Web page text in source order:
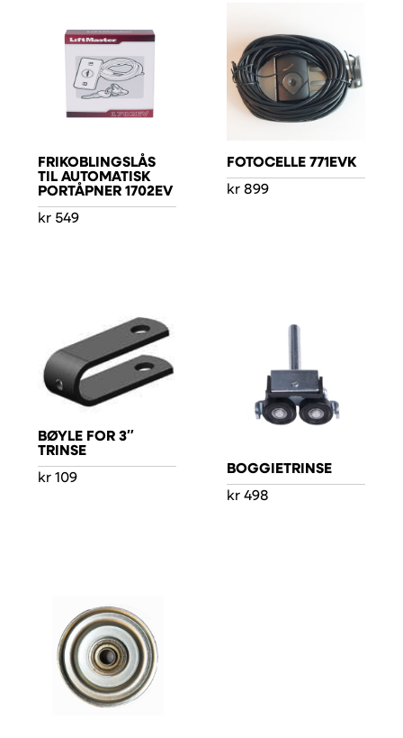
FRIKOBLINGSLÅS
TIL AUTOMATISK
PORTÅPNER 1702EV
kr 549
FOTOCELLE 771EVK
kr 899
BØYLE FOR 3″
TRINSE
kr 109
BOGGIETRINSE
kr 498